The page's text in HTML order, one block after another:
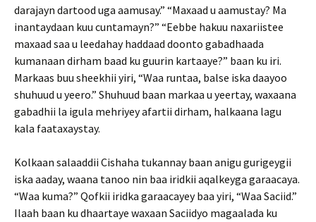
darajayn dartood uga aamusay.” “Maxaad u aamustay? Ma
inantaydaan kuu cuntamayn?” “Eebbe hakuu naxariistee
maxaad saa u leedahay haddaad doonto gabadhaada
kumanaan dirham baad ku guurin kartaaye?” baan ku iri.
Markaas buu sheekhii yiri, “Waa runtaa, balse iska daayoo
shuhuud u yeero.” Shuhuud baan markaa u yeertay, waxaana
gabadhii la igula mehriyey afartii dirham, halkaana lagu
kala faataxaystay.
Kolkaan salaaddii Cishaha tukannay baan anigu gurigeygii
iska aaday, waana tanoo nin baa iridkii aqalkeyga garaacaya.
“Waa kuma?” Qofkii iridka garaacayey baa yiri, “Waa Saciid.”
Ilaah baan ku dhaartaye waxaan Saciidyo magaalada ku